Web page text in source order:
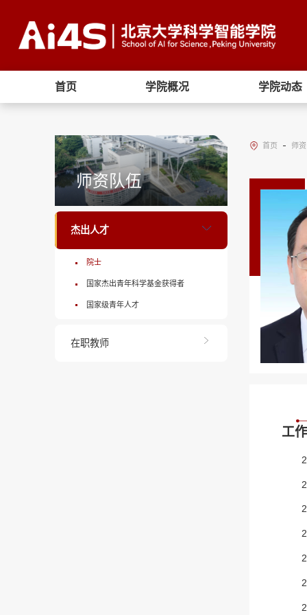
首页 学院概况 学院动态
师资队伍
杰出人才
院士
国家杰出青年科学基金获得者
国家级青年人才
在职教师
首页 师
工